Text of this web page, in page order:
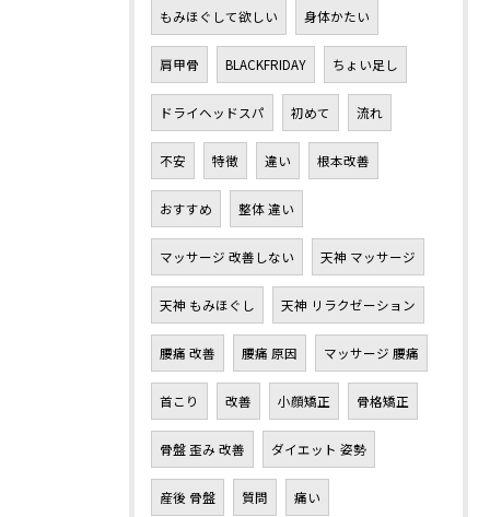
もみほぐして欲しい 身体かたい
肩甲骨 BLACKFRIDAY ちょい足し
ドライヘッドスパ 初めて 流れ
不安 特徴 違い 根本改善
おすすめ 整体 違い
マッサージ 改善しない 天神 マッサージ
天神 もみほぐし 天神 リラクゼーション
腰痛 改善 腰痛 原因 マッサージ 腰痛
首こり 改善 小顔矯正 骨格矯正
骨盤 歪み 改善 ダイエット 姿勢
産後 骨盤 質問 痛い